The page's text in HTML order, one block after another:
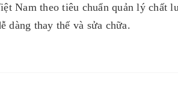
Nam theo tiêu chuẩn quản lý chất
dàng thay thế và sửa chữa.